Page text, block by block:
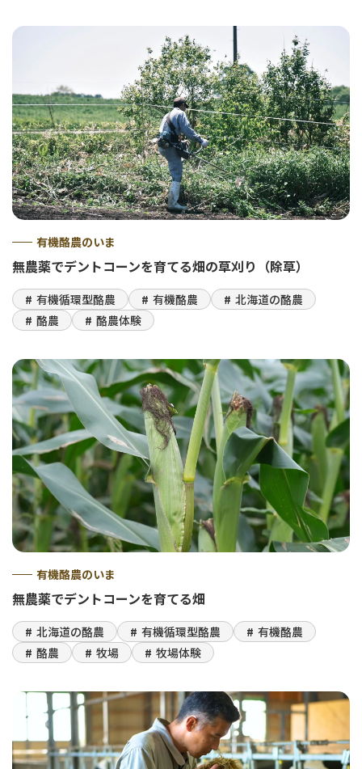
有機酪農のいま
無農薬でデントコーンを育てる畑の草刈り（除草）
有機循環型酪農 有機酪農
北海道の酪農
酪農
酪農体験
有機酪農のいま
無農薬でデントコーンを育てる畑
北海道の酪農 有機循環型酪農
有機酪農
酪農
牧場 牧場体験